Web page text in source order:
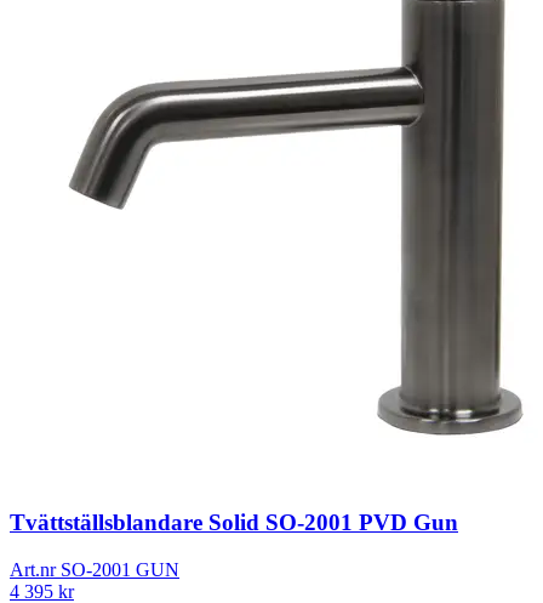
Tvättställsblandare Solid SO-2001 PVD Gun
Art.nr SO-2001 GUN
4 395 kr